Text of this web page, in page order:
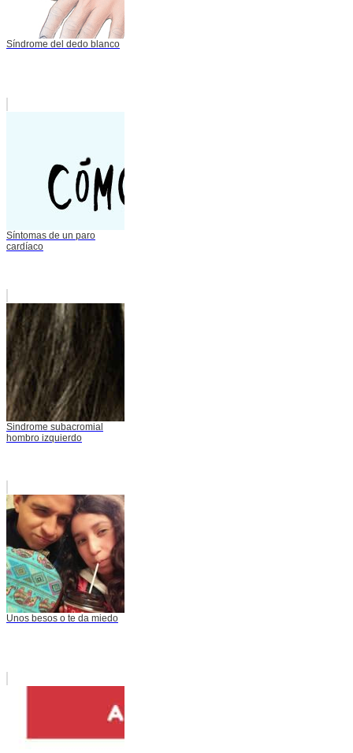
Síndrome del dedo blanco
Síntomas de un paro
cardíaco
Sindrome subacromial
hombro izquierdo
Unos besos o te da miedo